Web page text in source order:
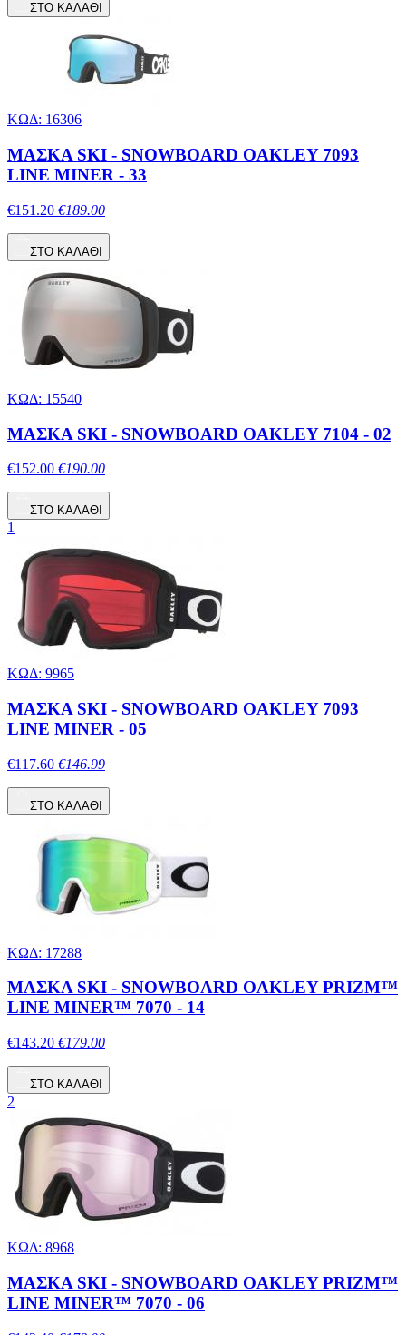
ΣΤΟ ΚΑΛΑΘΙ
ΚΩΔ: 16306
ΜΑΣΚΑ SKI - SNOWBOARD OAKLEY 7093
LINE MINER - 33
€151.20 €189.00
ΣΤΟ ΚΑΛΑΘΙ
ΚΩΔ: 15540
ΜΑΣΚΑ SKI - SNOWBOARD OAKLEY 7104 - 02
€152.00 €190.00
ΣΤΟ ΚΑΛΑΘΙ
1
ΚΩΔ: 9965
ΜΑΣΚΑ SKI - SNOWBOARD OAKLEY 7093
LINE MINER - 05
€117.60 €146.99
ΣΤΟ ΚΑΛΑΘΙ
ΚΩΔ: 17288
ΜΑΣΚΑ SKI - SNOWBOARD OAKLEY PRIZM™
LINE MINER™ 7070 - 14
€143.20 €179.00
ΣΤΟ ΚΑΛΑΘΙ
2
ΚΩΔ: 8968
ΜΑΣΚΑ SKI - SNOWBOARD OAKLEY PRIZM™
LINE MINER™ 7070 - 06